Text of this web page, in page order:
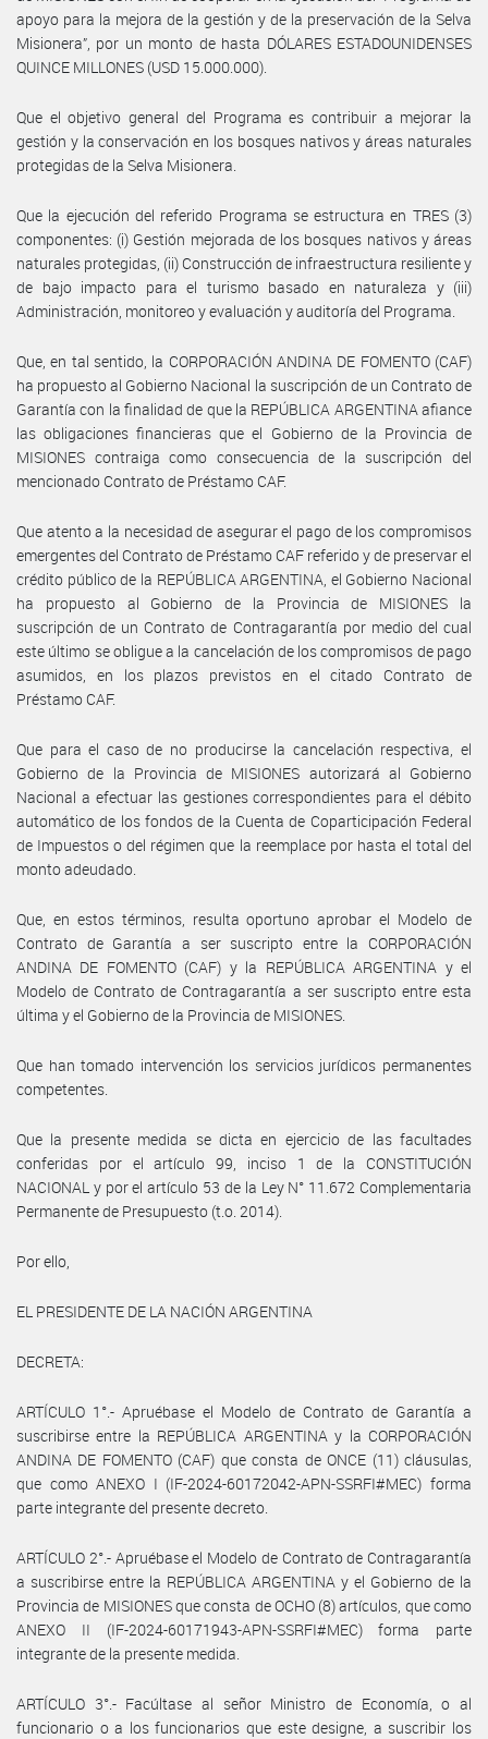
apoyo para la mejora de la gestión y de la preservación de la Selva
Misionera”, por un monto de hasta DÓLARES ESTADOUNIDENSES
QUINCE MILLONES (USD 15.000.000).
Que el objetivo general del Programa es contribuir a mejorar la
gestión y la conservación en los bosques nativos y áreas naturales
protegidas de la Selva Misionera.
Que la ejecución del referido Programa se estructura en TRES (3)
componentes: (i) Gestión mejorada de los bosques nativos y áreas
naturales protegidas, (ii) Construcción de infraestructura resiliente y
de bajo impacto para el turismo basado en naturaleza y (iii)
Administración, monitoreo y evaluación y auditoría del Programa.
Que, en tal sentido, la CORPORACIÓN ANDINA DE FOMENTO (CAF)
ha propuesto al Gobierno Nacional la suscripción de un Contrato de
Garantía con la finalidad de que la REPÚBLICA ARGENTINA afiance
las obligaciones financieras que el Gobierno de la Provincia de
MISIONES contraiga como consecuencia de la suscripción del
mencionado Contrato de Préstamo CAF.
Que atento a la necesidad de asegurar el pago de los compromisos
emergentes del Contrato de Préstamo CAF referido y de preservar el
crédito público de la REPÚBLICA ARGENTINA, el Gobierno Nacional
ha propuesto al Gobierno de la Provincia de MISIONES la
suscripción de un Contrato de Contragarantía por medio del cual
este último se obligue a la cancelación de los compromisos de pago
asumidos, en los plazos previstos en el citado Contrato de
Préstamo CAF.
Que para el caso de no producirse la cancelación respectiva, el
Gobierno de la Provincia de MISIONES autorizará al Gobierno
Nacional a efectuar las gestiones correspondientes para el débito
automático de los fondos de la Cuenta de Coparticipación Federal
de Impuestos o del régimen que la reemplace por hasta el total del
monto adeudado.
Que, en estos términos, resulta oportuno aprobar el Modelo de
Contrato de Garantía a ser suscripto entre la CORPORACIÓN
ANDINA DE FOMENTO (CAF) y la REPÚBLICA ARGENTINA y el
Modelo de Contrato de Contragarantía a ser suscripto entre esta
última y el Gobierno de la Provincia de MISIONES.
Que han tomado intervención los servicios jurídicos permanentes
competentes.
Que la presente medida se dicta en ejercicio de las facultades
conferidas por el artículo 99, inciso 1 de la CONSTITUCIÓN
NACIONAL y por el artículo 53 de la Ley N° 11.672 Complementaria
Permanente de Presupuesto (t.o. 2014).
Por ello,
EL PRESIDENTE DE LA NACIÓN ARGENTINA
DECRETA:
ARTÍCULO 1°.- Apruébase el Modelo de Contrato de Garantía a
suscribirse entre la REPÚBLICA ARGENTINA y la CORPORACIÓN
ANDINA DE FOMENTO (CAF) que consta de ONCE (11) cláusulas,
que como ANEXO I (IF-2024-60172042-APN-SSRFI#MEC) forma
parte integrante del presente decreto.
ARTÍCULO 2°.- Apruébase el Modelo de Contrato de Contragarantía
a suscribirse entre la REPÚBLICA ARGENTINA y el Gobierno de la
Provincia de MISIONES que consta de OCHO (8) artículos, que como
ANEXO II (IF-2024-60171943-APN-SSRFI#MEC) forma parte
integrante de la presente medida.
ARTÍCULO 3°.- Facúltase al señor Ministro de Economía, o al
funcionario o a los funcionarios que este designe, a suscribir los